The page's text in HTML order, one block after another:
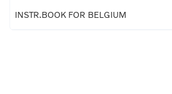
INSTR.BOOK FOR BELGIUM